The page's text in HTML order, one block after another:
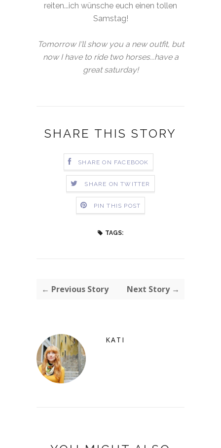
reiten...ich wünsche euch einen tollen
Samstag!
Tomorrow I'll show you a new outfit, but
now I have to ride two horses...have a
great saturday!
SHARE THIS STORY
SHARE ON FACEBOOK
SHARE ON TWITTER
PIN THIS POST
TAGS:
← Previous Story Next Story →
KATI